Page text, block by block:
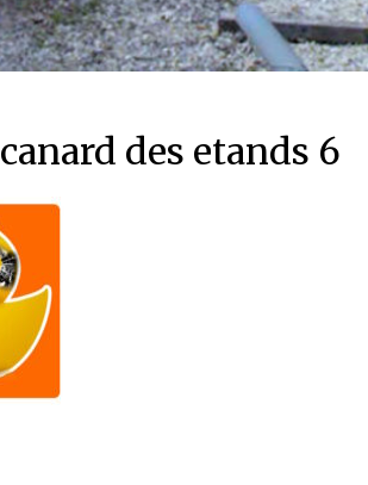
canard des etands 6